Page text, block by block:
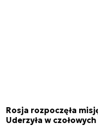
Rosja rozpoczęła
Uderzyła w